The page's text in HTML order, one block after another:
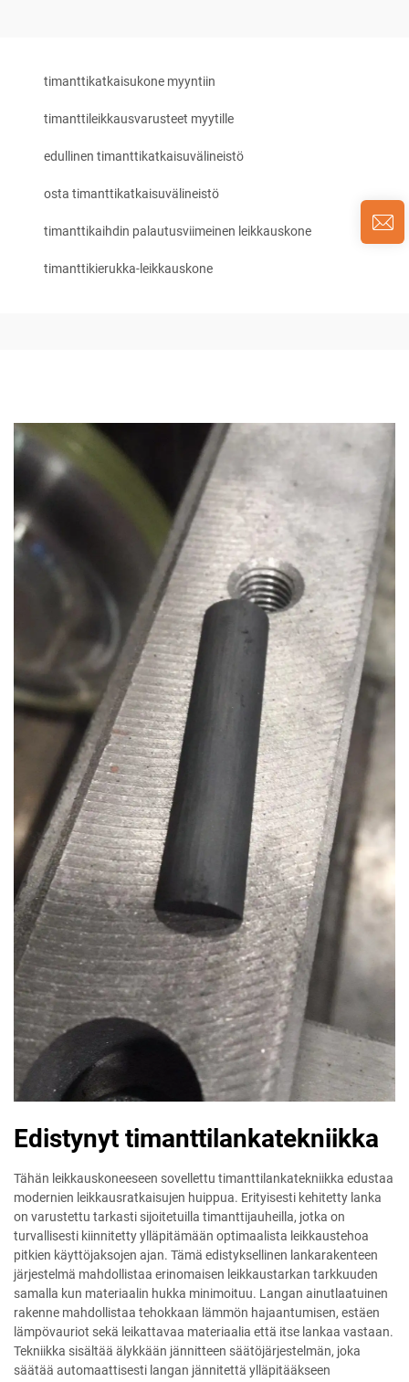
timanttikatkaisukone myyntiin
timanttileikkausvarusteet myytille
edullinen timanttikatkaisuvälineistö
osta timanttikatkaisuvälineistö
timanttikaihdin palautusviimeinen leikkauskone
timanttikierukka-leikkauskone
Edistynyt timanttilankatekniikka
Tähän leikkauskoneeseen sovellettu timanttilankatekniikka edustaa
modernien leikkausratkaisujen huippua. Erityisesti kehitetty lanka
on varustettu tarkasti sijoitetuilla timanttijauheilla, jotka on
turvallisesti kiinnitetty ylläpitämään optimaalista leikkaustehoa
pitkien käyttöjaksojen ajan. Tämä edistyksellinen lankarakenteen
järjestelmä mahdollistaa erinomaisen leikkaustarkan tarkkuuden
samalla kun materiaalin hukka minimoituu. Langan ainutlaatuinen
rakenne mahdollistaa tehokkaan lämmön hajaantumisen, estäen
lämpövauriot sekä leikattavaa materiaalia että itse lankaa vastaan.
Tekniikka sisältää älykkään jännitteen säätöjärjestelmän, joka
säätää automaattisesti langan jännitettä ylläpitääkseen